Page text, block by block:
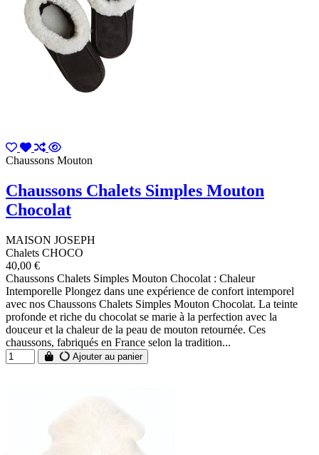
Chaussons Mouton
Chaussons Chalets Simples Mouton
Chocolat
MAISON JOSEPH
Chalets CHOCO
40,00 €
Chaussons Chalets Simples Mouton Chocolat : Chaleur
Intemporelle Plongez dans une expérience de confort intemporel
avec nos Chaussons Chalets Simples Mouton Chocolat. La teinte
profonde et riche du chocolat se marie à la perfection avec la
douceur et la chaleur de la peau de mouton retournée. Ces
chaussons, fabriqués en France selon la tradition...
Ajouter au panier